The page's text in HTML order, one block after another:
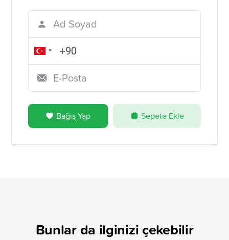
Bağış Yap Sepete Ekle
Bunlar da ilginizi çekebilir